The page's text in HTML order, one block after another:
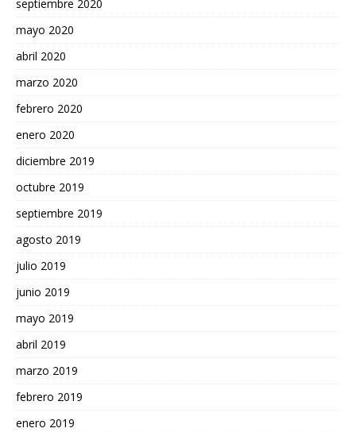
septiembre 2020
mayo 2020
abril 2020
marzo 2020
febrero 2020
enero 2020
diciembre 2019
octubre 2019
septiembre 2019
agosto 2019
julio 2019
junio 2019
mayo 2019
abril 2019
marzo 2019
febrero 2019
enero 2019